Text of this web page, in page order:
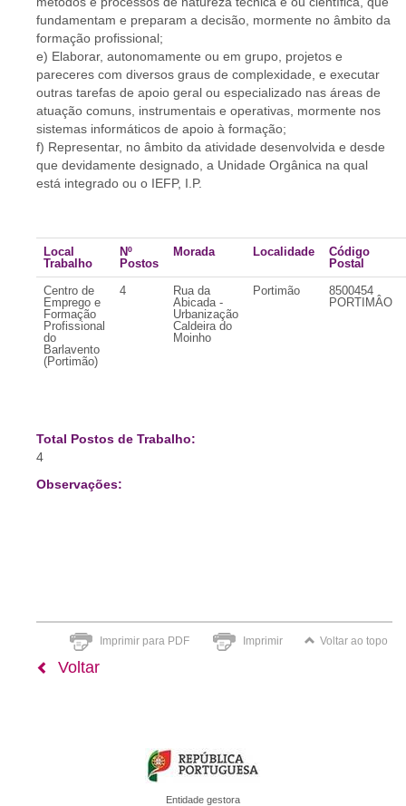
fundamentam e preparam a decisão, mormente no âmbito da
formação profissional;
e) Elaborar, autonomamente ou em grupo, projetos e
pareceres com diversos graus de complexidade, e executar
outras tarefas de apoio geral ou especializado nas áreas de
atuação comuns, instrumentais e operativas, mormente nos
sistemas informáticos de apoio à formação;
f) Representar, no âmbito da atividade desenvolvida e desde
que devidamente designado, a Unidade Orgânica na qual
está integrado ou o IEFP, I.P.
Local
Trabalho
Nº
Postos
Morada Localidade
Código
Postal
Centro de
Emprego e
Formação
Profissional
do
Barlavento
(Portimão)
4
Rua da
Abicada -
Urbanização
Caldeira do
Moinho
Portimão
8500454
PORTIMÂO
Total Postos de Trabalho:
4
Observações:
Imprimir para PDF Imprimir Voltar ao topo
Voltar
Entidade gestora